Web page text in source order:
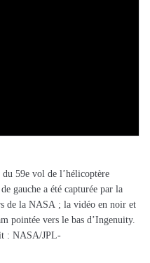
59e vol de l’hélicoptère
gauche a été capturée par la
de la NASA ; la vidéo en noir et
pointée vers le bas d’Ingenuity.
: NASA/JPL-